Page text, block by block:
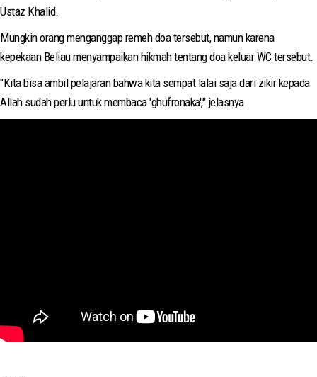
Ustaz Khalid.
Mungkin orang menganggap remeh doa tersebut, namun karena
kepekaan Beliau menyampaikan hikmah tentang doa keluar WC tersebut.
"Kita bisa ambil pelajaran bahwa kita sempat lalai saja dari zikir kepada
Allah sudah perlu untuk membaca 'ghufronaka'," jelasnya.